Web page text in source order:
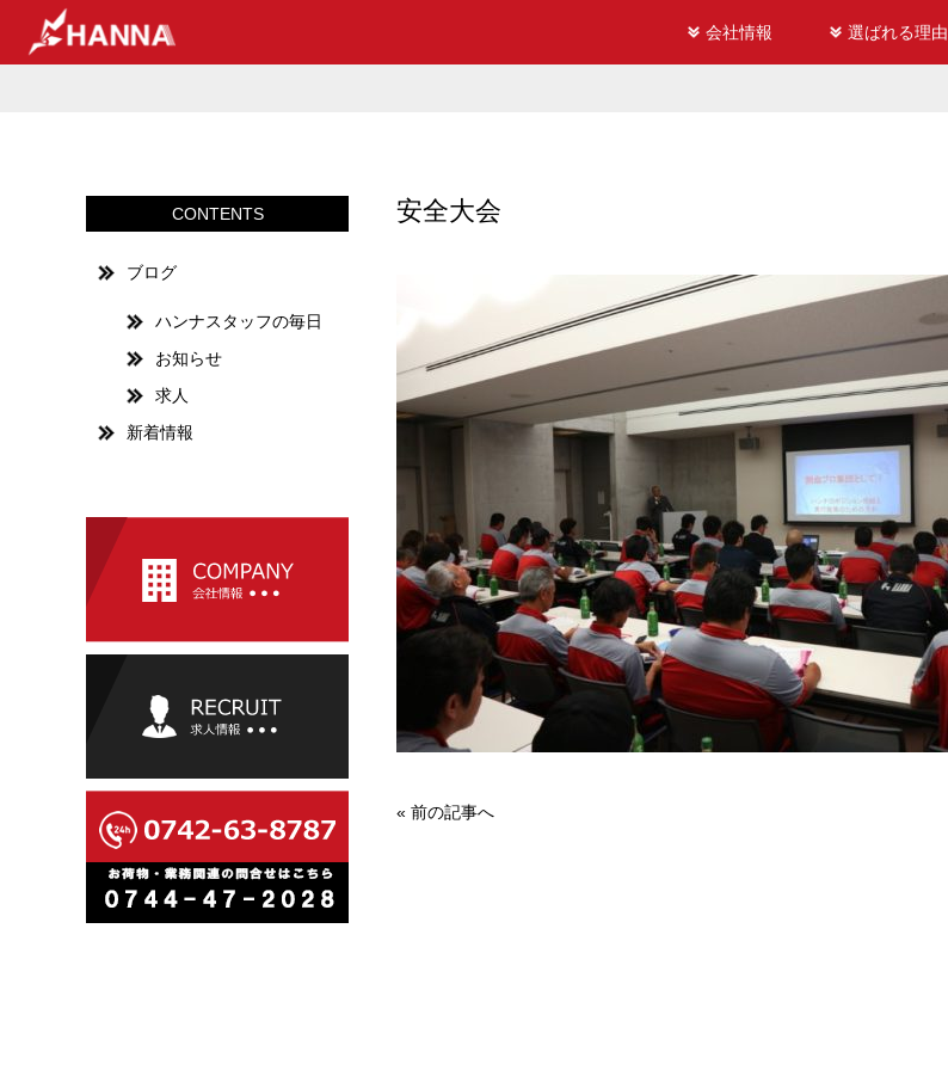
会社情報 選ばれる理由
安全大会
« 前の記事へ
CONTENTS
ブログ
ハンナスタッフの毎日
お知らせ
求人
新着情報